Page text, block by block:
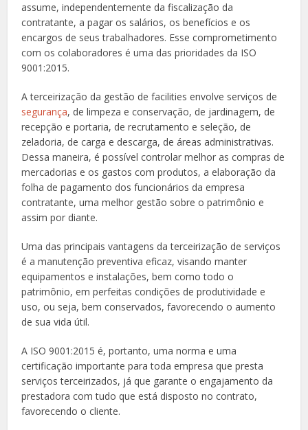
assume, independentemente da fiscalização da
contratante, a pagar os salários, os benefícios e os
encargos de seus trabalhadores. Esse comprometimento
com os colaboradores é uma das prioridades da ISO
9001:2015.
A terceirização da gestão de facilities envolve serviços de
segurança, de limpeza e conservação, de jardinagem, de
recepção e portaria, de recrutamento e seleção, de
zeladoria, de carga e descarga, de áreas administrativas.
Dessa maneira, é possível controlar melhor as compras de
mercadorias e os gastos com produtos, a elaboração da
folha de pagamento dos funcionários da empresa
contratante, uma melhor gestão sobre o patrimônio e
assim por diante.
Uma das principais vantagens da terceirização de serviços
é a manutenção preventiva eficaz, visando manter
equipamentos e instalações, bem como todo o
patrimônio, em perfeitas condições de produtividade e
uso, ou seja, bem conservados, favorecendo o aumento
de sua vida útil.
A ISO 9001:2015 é, portanto, uma norma e uma
certificação importante para toda empresa que presta
serviços terceirizados, já que garante o engajamento da
prestadora com tudo que está disposto no contrato,
favorecendo o cliente.